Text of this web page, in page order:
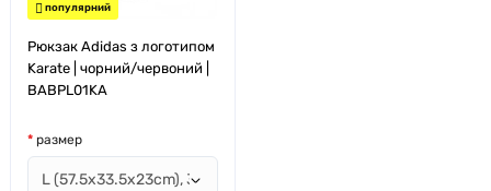
популярний
Рюкзак Adidas з логотипом
Karate | чорний/червоний |
BABPL01KA
размер